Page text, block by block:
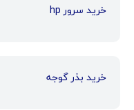
خرید سرور hp
خرید بذر گوجه